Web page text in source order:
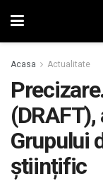
Acasa Actualitate
Grupului
științific